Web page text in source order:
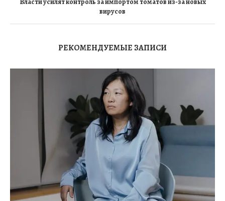
вирусов
РЕКОМЕНДУЕМЫЕ ЗАПИСИ